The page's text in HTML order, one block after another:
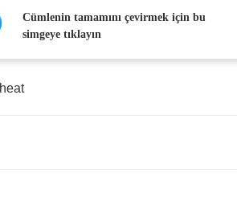
heat
Cümlenin tamamını çevirmek için bu
simgeye tıklayın